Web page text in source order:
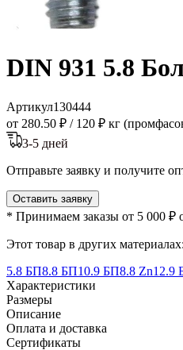
DIN 931 5.8
Артикул130444
от 280.50 ₽ / 120 ₽ кг
3-5 дней
Отправьте заявку и получите
Оставить заявку
* Принимаем заказы от 5 000 ₽
Этот товар в других материалах:
5.8 БП8.8 БП10.9 БП8.8 Zn12.9
Характеристики
Размеры
Описание
Оплата и доставка
Сертификаты